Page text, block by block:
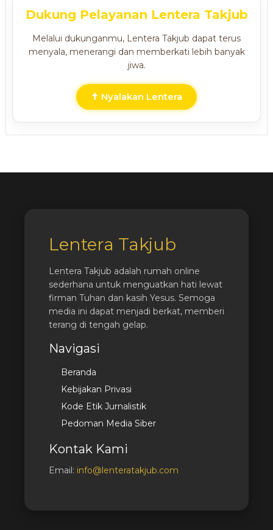
Dukung Pelayanan Lentera Takjub
Melalui dukunganmu, Lentera Takjub dapat terus
menyala, menerangi dan memberkati lebih banyak
jiwa.
✝ Nyalakan Lentera
Lentera Takjub
Lentera Takjub adalah rumah online
sederhana untuk menguatkan hati lewat
firman Tuhan dan kasih Yesus. Semoga
media ini dapat menjadi berkat, memberi
terang di tengah gelap.
Navigasi
Beranda
Kebijakan Privasi
Kode Etik Jurnalistik
Pedoman Media Siber
Kontak Kami
Email: info@lenteratakjub.com